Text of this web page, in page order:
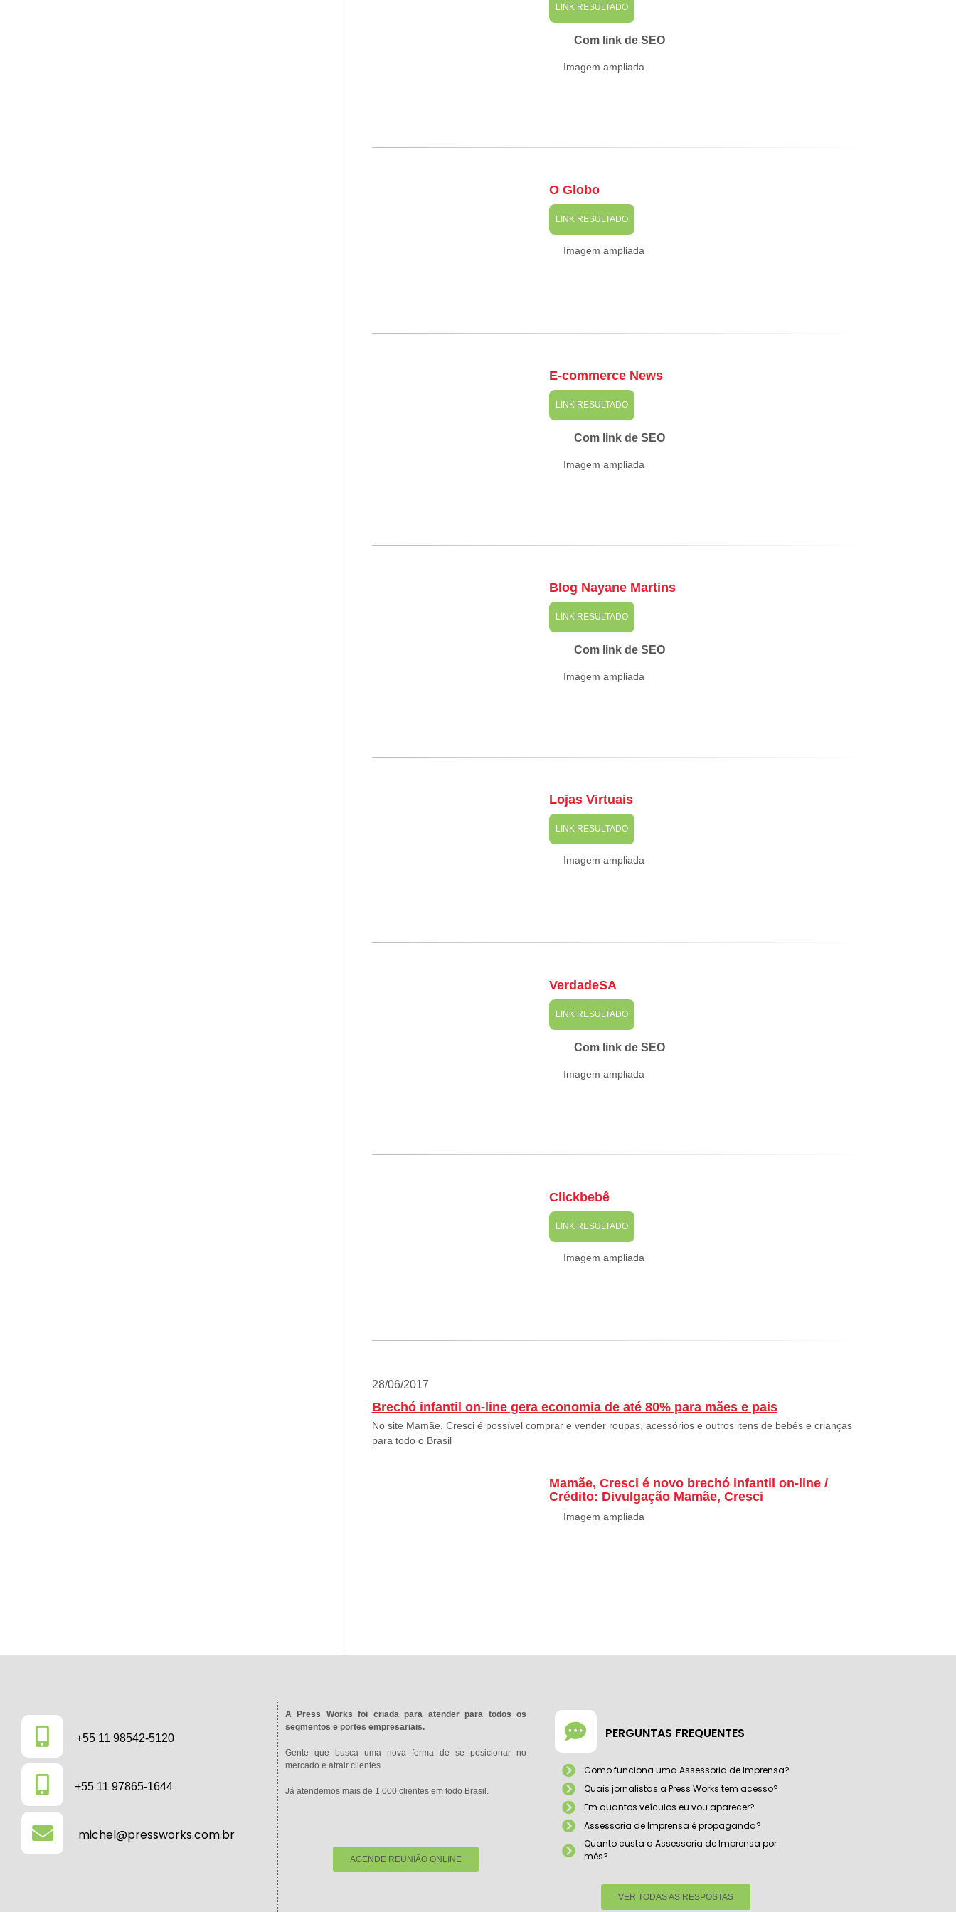
LINK RESULTADO
Com link de SEO
Imagem ampliada
O Globo
LINK RESULTADO
Imagem ampliada
E-commerce News
LINK RESULTADO
Com link de SEO
Imagem ampliada
Blog Nayane Martins
LINK RESULTADO
Com link de SEO
Imagem ampliada
Lojas Virtuais
LINK RESULTADO
Imagem ampliada
VerdadeSA
LINK RESULTADO
Com link de SEO
Imagem ampliada
Clickbebê
LINK RESULTADO
Imagem ampliada
28/06/2017
Brechó infantil on-line gera economia de até 80% para mães e pais
No site Mamãe, Cresci é possível comprar e vender roupas, acessórios e outros itens de bebês e crianças
para todo o Brasil
Mamãe, Cresci é novo brechó infantil on-line /
Crédito: Divulgação Mamãe, Cresci
Imagem ampliada
+55 11 98542-5120
+55 11 97865-1644
michel@pressworks.com.br
A Press Works foi criada para atender para todos os
segmentos e portes empresariais.
Gente que busca uma nova forma de se posicionar no
mercado e atrair clientes.
Já atendemos mais de 1.000 clientes em todo Brasil.
AGENDE REUNIÃO ONLINE
PERGUNTAS FREQUENTES
Como funciona uma Assessoria de Imprensa?
Quais jornalistas a Press Works tem acesso?
Em quantos veículos eu vou aparecer?
Assessoria de Imprensa é propaganda?
Quanto custa a Assessoria de Imprensa por
mês?
VER TODAS AS RESPOSTAS